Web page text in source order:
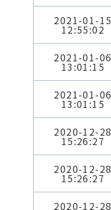
2021-01-15
12:55:02
2021-01-06
13:01:15
2021-01-06
13:01:15
2020-12-28
15:26:27
2020-12-28
15:26:27
2020-12-28